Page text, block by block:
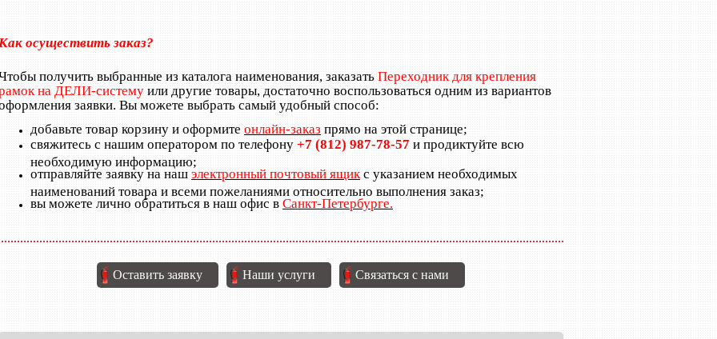
осуществить заказ?
получить выбранные из каталога наименования, заказать Переходник для крепления
на ДЕЛИ-систему или другие товары, достаточно воспользоваться одним из вариантов
заявки. Вы можете выбрать самый удобный способ:
добавьте товар корзину и оформите онлайн-заказ прямо на этой странице;
свяжитесь с нашим оператором по телефону +7 (812) 987-78-57 и продиктуйте всю
необходимую информацию;
отправляйте заявку на наш электронный почтовый ящикс указанием необходимых
наименований товара и всеми пожеланиями относительно выполнения заказ;
вы можете лично обратиться в наш офис в Санкт-Петербурге.
Оставить заявку Наши услуги Связаться с нами